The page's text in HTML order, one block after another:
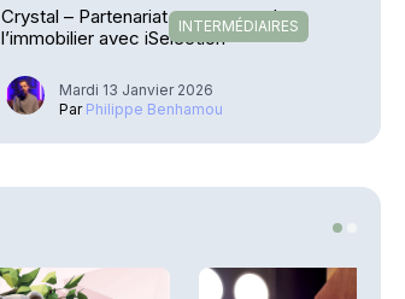
INTERMÉDIAIRES
Crystal – Partenariat structurant dans
l’immobilier avec iSelection
Mardi 13 Janvier 2026
Par Philippe Benhamou